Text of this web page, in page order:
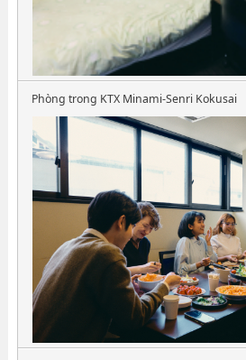
Phòng trong KTX Minami-Senri Kokusai